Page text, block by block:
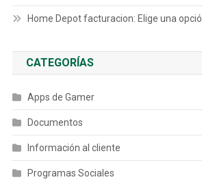
Home Depot facturacion: Elige una
CATEGORÍAS
Apps de Gamer
Documentos
Información al cliente
Programas Sociales